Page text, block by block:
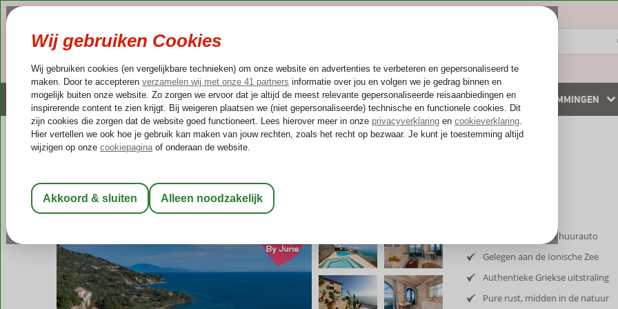
NAZOMER LAST MINUTES ZOMER 2026 WINTERZON BESTEMMINGEN
Altijd inclusief huurauto Kleinschalige & unieke accommodaties Weg van de drukte
Pelagos Blue Zante
Logies-Appartement
Inclusief vlucht en huurauto
Gelegen aan de Ionische Zee
Authentieke Griekse uitstraling
Pure rust, midden in de natuur